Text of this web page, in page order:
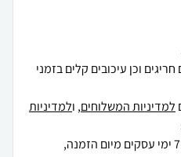
וכן עיכובים קלים בזמני
למדיניות המשלוחים, ולמדיניות